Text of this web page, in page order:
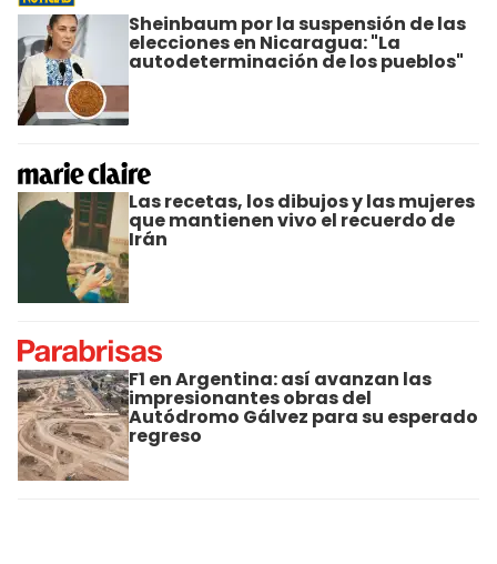
Sheinbaum por la suspensión de las
elecciones en Nicaragua: "La
autodeterminación de los pueblos"
Las recetas, los dibujos y las mujeres
que mantienen vivo el recuerdo de
Irán
F1 en Argentina: así avanzan las
impresionantes obras del
Autódromo Gálvez para su esperado
regreso